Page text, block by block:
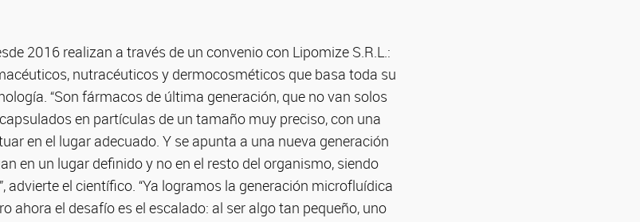
2016 realizan a través de un convenio con Lipomize S.R.L.:
nutracéuticos y dermocosméticos que basa toda su
“Son fármacos de última generación, que no van solos
en partículas de un tamaño muy preciso, con una
en el lugar adecuado. Y se apunta a una nueva generación
en un lugar definido y no en el resto del organismo, siendo
advierte el científico. “Ya logramos la generación microfluídica
ahora el desafío es el escalado: al ser algo tan pequeño, uno